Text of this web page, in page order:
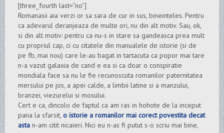
[three_fourth last=”no”]
Romanasii aia verzi or sa sara de cur in sus, bineinteles. Pentru
ca adevarul deranjeaza de multe ori, nu din alt motiv. Sau, ok,
si din alt motiv: pentru ca nu-s in stare sa gandeasca prea mult
cu propriul cap, ci cu citatele din manualele de istorie (si de
pe fb, mai nou) care le-au bagat in tartacuta ca popor mai tare
n-a vazut galaxia de cand e ea si ca doar o conspiratie
mondiala face sa nu le fie recunoscuta romanilor paternitatea
mersului pe jos, a apei calde, a limbii latine si a manzului,
branzei, viezurelui si mosului.
Cert e ca, dincolo de faptul ca am ras in hohote de la inceput
pana la sfarsit, o istorie a romanilor mai corect povestita decat
asta n-am citit nicaieri. Nici eu n-as fi putut s-o scriu mai bine,